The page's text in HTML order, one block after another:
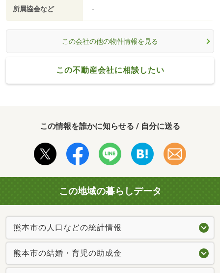
所属協会など -
この会社の他の物件情報を見る
この不動産会社に相談したい
この情報を誰かに知らせる / 自分に送る
この地域の暮らしデータ
熊本市の人口などの統計情報
熊本市の結婚・育児の助成金